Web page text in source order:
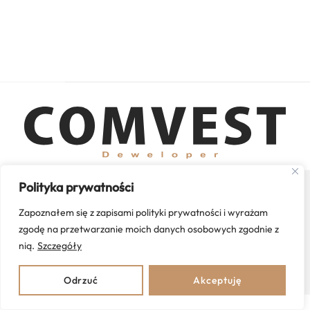
Polityka prywatności
Zapoznałem się z zapisami polityki prywatności i wyrażam
zgodę na przetwarzanie moich danych osobowych zgodnie z
nią. Szczegóły
Odrzuć Akceptuję
Back
To
Mieszkania
Lokale do wynajęcia
Zrealizowane inwestycje
Kontakt
Polityka prywatności| Wszystkie prawa zastrzeżone © COMVEST 2024 |